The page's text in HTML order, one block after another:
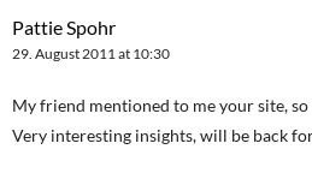
Pattie Spohr
29. August 2011 at 10:30
My friend mentioned to me your site, so
Very interesting insights, will be back